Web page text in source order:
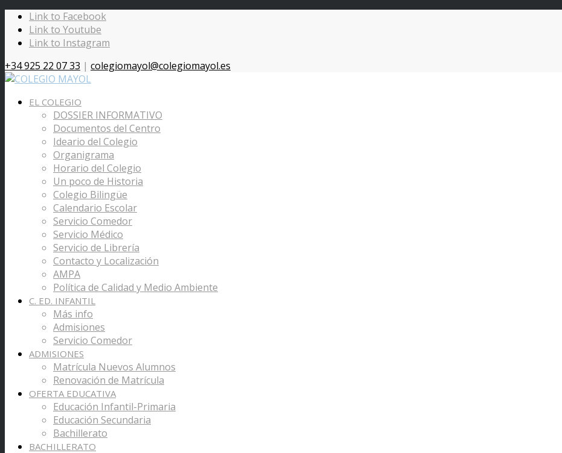
Link to Facebook
Link to Youtube
Link to Instagram
+34 925 22 07 33 | colegiomayol@colegiomayol.es
EL COLEGIO
DOSSIER INFORMATIVO
Documentos del Centro
Ideario del Colegio
Organigrama
Horario del Colegio
Un poco de Historia
Colegio Bilingüe
Calendario Escolar
Servicio Comedor
Servicio Médico
Servicio de Librería
Contacto y Localización
AMPA
Política de Calidad y Medio Ambiente
C. ED. INFANTIL
Más info
Admisiones
Servicio Comedor
ADMISIONES
Matrícula Nuevos Alumnos
Renovación de Matrícula
OFERTA EDUCATIVA
Educación Infantil-Primaria
Educación Secundaria
Bachillerato
BACHILLERATO